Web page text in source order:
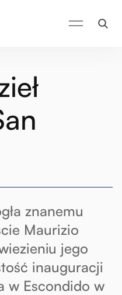
znanemu
Maurizio
jego
inauguracji
w Escondido w